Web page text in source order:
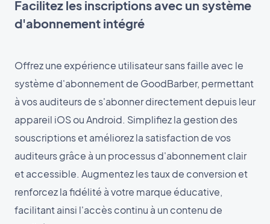
Facilitez les inscriptions avec un système
d'abonnement intégré
Offrez une expérience utilisateur sans faille avec le
système d'abonnement de GoodBarber, permettant
à vos auditeurs de s'abonner directement depuis leur
appareil iOS ou Android. Simplifiez la gestion des
souscriptions et améliorez la satisfaction de vos
auditeurs grâce à un processus d'abonnement clair
et accessible. Augmentez les taux de conversion et
renforcez la fidélité à votre marque éducative,
facilitant ainsi l'accès continu à un contenu de